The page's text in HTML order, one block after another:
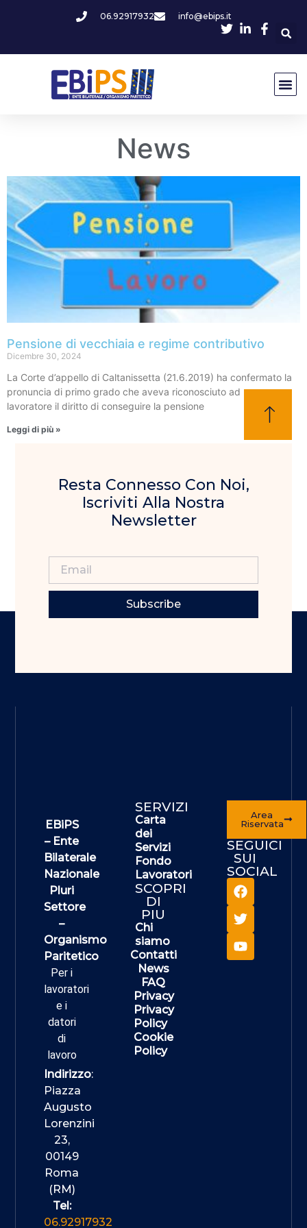
06.92917932 info@ebips.it
News
Pensione di vecchiaia e regime contributivo
Dicembre 30, 2024
La Corte d’appello di Caltanissetta (21.6.2019) ha confermato la
pronuncia di primo grado che aveva riconosciuto ad un
lavoratore il diritto di conseguire la pensione
Leggi di più »
Resta Connesso Con Noi,
Iscriviti Alla Nostra
Newsletter
Subscribe
EBiPS
– Ente
Bilaterale
Nazionale
Pluri
Settore
–
Organismo
Paritetico
Per i
lavoratori
e i
datori
di
lavoro
Indirizzo:
Piazza
Augusto
Lorenzini
23,
00149
Roma
(RM)
Tel:
06.92917932
SERVIZI
Carta
dei
Servizi
Fondo
Lavoratori
SCOPRI
DI
PIU
Chi
siamo
Contatti
News
FAQ
Privacy
Privacy
Policy
Cookie
Policy
Area
Riservata
SEGUICI
SUI
SOCIAL